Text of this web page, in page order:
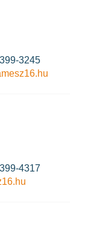
3245
4317